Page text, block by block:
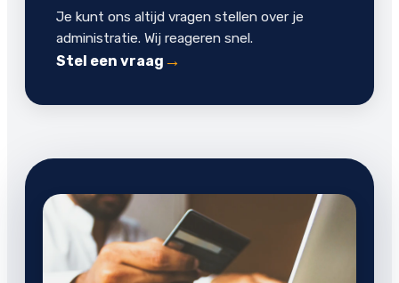
Je kunt ons altijd vragen stellen over je
administratie. Wij reageren snel.
Stel een vraag